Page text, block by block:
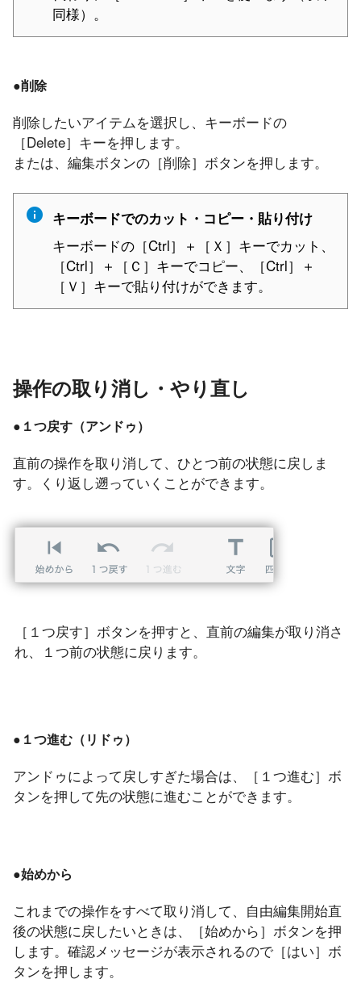
同様）。
●削除
削除したいアイテムを選択し、キーボードの
［Delete］キーを押します。
または、編集ボタンの［削除］ボタンを押します。
キーボードでのカット・コピー・貼り付け
キーボードの［Ctrl］＋［Ｘ］キーでカット、
［Ctrl］＋［Ｃ］キーでコピー、［Ctrl］＋
［Ｖ］キーで貼り付けができます。
操作の取り消し・やり直し
●１つ戻す（アンドゥ）
直前の操作を取り消して、ひとつ前の状態に戻しま
す。くり返し遡っていくことができます。
［１つ戻す］ボタンを押すと、直前の編集が取り消さ
れ、１つ前の状態に戻ります。
●１つ進む（リドゥ）
アンドゥによって戻しすぎた場合は、［１つ進む］ボ
タンを押して先の状態に進むことができます。
●始めから
これまでの操作をすべて取り消して、自由編集開始直
後の状態に戻したいときは、［始めから］ボタンを押
します。確認メッセージが表示されるので［はい］ボ
タンを押します。